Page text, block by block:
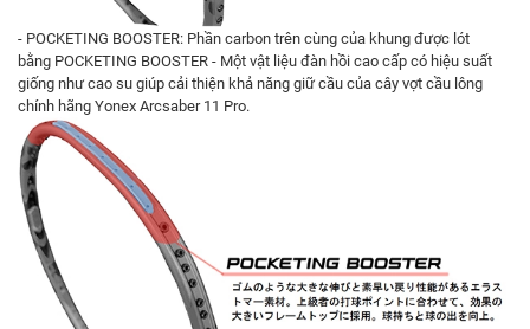
- POCKETING BOOSTER: Phần carbon trên cùng của khung được lót
bằng POCKETING BOOSTER - Một vật liệu đàn hồi cao cấp có hiệu suất
giống như cao su giúp cải thiện khả năng giữ cầu của cây vợt cầu lông
chính hãng Yonex Arcsaber 11 Pro.